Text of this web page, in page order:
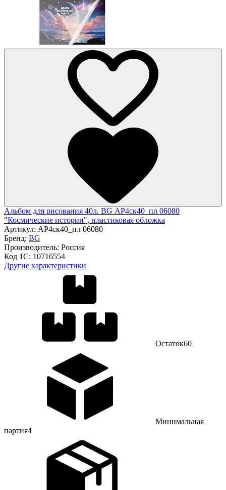
Альбом для рисования 40л. BG АР4ск40_пл 06080
"Космические истории", пластиковая обложка
Артикул: АР4ск40_пл 06080
Бренд: BG
Производитель: Россия
Код 1С: 10716554
Другие характеристики
Остаток60
Минимальная
партия4